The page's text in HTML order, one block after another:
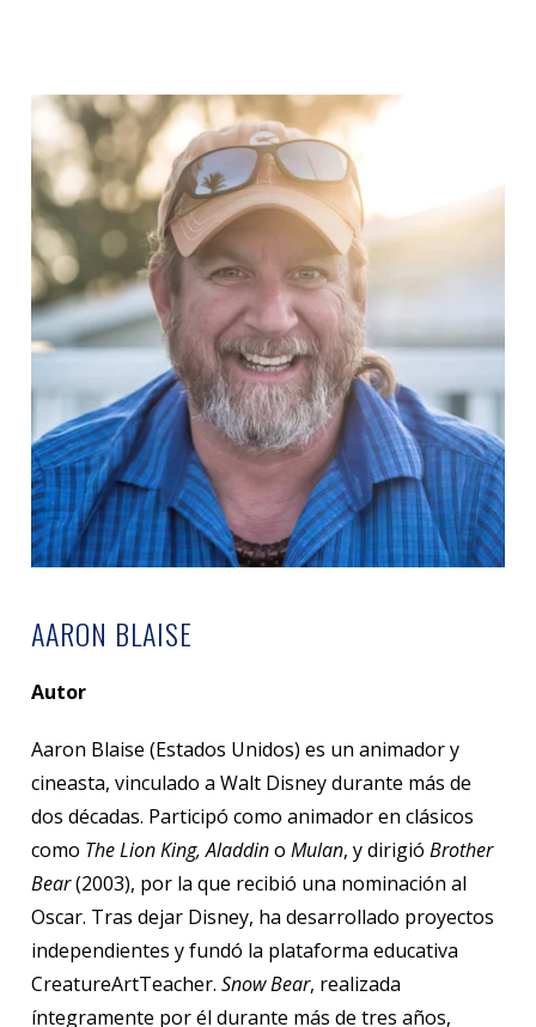
AARON BLAISE
Autor
Aaron Blaise (Estados Unidos) es un animador y
cineasta, vinculado a Walt Disney durante más de
dos décadas. Participó como animador en clásicos
como The Lion King, AladdinoMulan, y dirigióBrother
Bear(2003), por la que recibió una nominación al
Oscar. Tras dejar Disney, ha desarrollado proyectos
independientes y fundó la plataforma educativa
CreatureArtTeacher.Snow Bear, realizada
íntegramente por él durante más de tres años,